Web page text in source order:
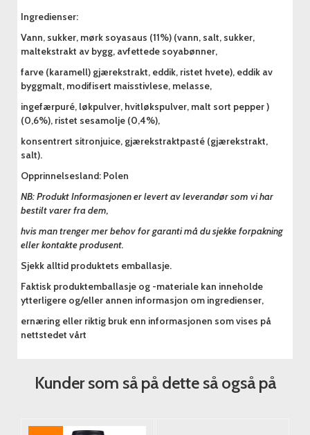
Ingredienser:
Vann, sukker, mørk soyasaus (11%) (vann, salt, sukker,
maltekstrakt av bygg, avfettede soyabønner,
farve (karamell) gjærekstrakt, eddik, ristet hvete), eddik av
byggmalt, modifisert maisstivlese, melasse,
ingefærpuré, løkpulver, hvitløkspulver, malt sort pepper )
(0,6%), ristet sesamolje (0,4%),
konsentrert sitronjuice, gjærekstraktpasté (gjærekstrakt,
salt).
Opprinnelsesland: Polen
NB: Produkt Informasjonen er levert av leverandør som vi har
bestilt varer fra dem,
hvis man trenger mer behov for garanti må du sjekke forpakning
eller kontakte produsent.
Sjekk alltid produktets emballasje.
Faktisk produktemballasje og -materiale kan inneholde
ytterligere og/eller annen informasjon om ingredienser,
ernæring eller riktig bruk enn informasjonen som vises på
nettstedet vårt
Kunder som så på dette så også på